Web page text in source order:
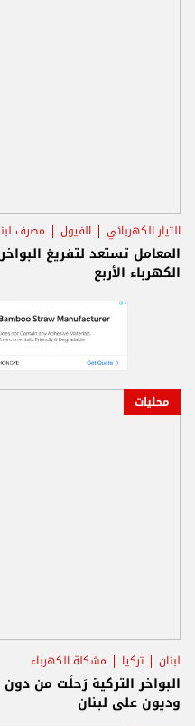
التيار الكهربائي الفيول مصرف
المعامل تستعد لتفريغ
الكهرباء الأربع
محليات
لبنان تركيا مشكلة الكهرباء
البواخر التركية رَحلَت من
وديون على لبنان